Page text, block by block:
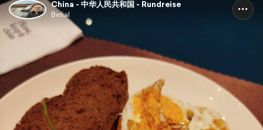
China - 中华人民共和国 - Rundreise
Belial